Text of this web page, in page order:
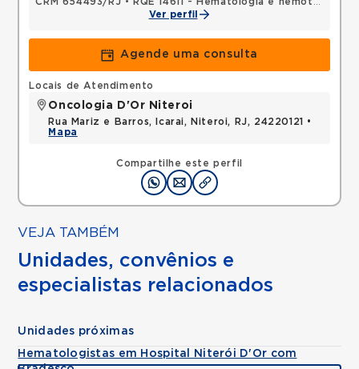
Ver perfil
Agende uma consulta
Compartilhe este perfil
Locais de Atendimento
Oncologia D'Or Niteroi
Rua Mariz e Barros, Icarai, Niteroi, RJ, 24220121 •
Mapa
VEJA TAMBÉM
Unidades, convênios e
especialistas relacionados
Unidades próximas
Hematologistas em Hospital Niterói D'Or com